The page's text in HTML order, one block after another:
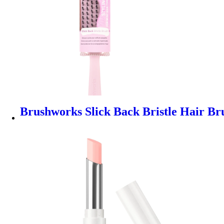
Brushworks Slick Back Bristle Hair